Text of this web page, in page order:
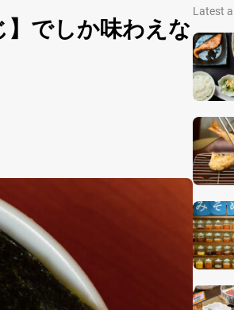
】でしか味わえな
Latest